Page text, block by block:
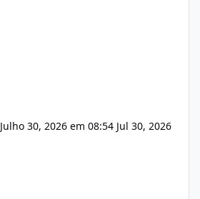
Julho 30, 2026 em 08:54 Jul 30, 2026